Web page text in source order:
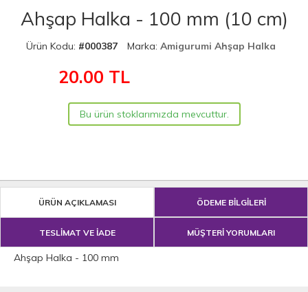
Ahşap Halka - 100 mm (10 cm)
Ürün Kodu: #000387 Marka: Amigurumi Ahşap Halka
20.00 TL
Bu ürün stoklarımızda mevcuttur.
ÜRÜN AÇIKLAMASI ÖDEME BİLGİLERİ
TESLİMAT VE İADE MÜŞTERİ YORUMLARI
Ahşap Halka - 100 mm